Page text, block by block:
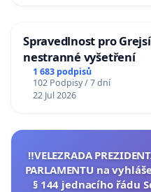
Spravedlnost pro
nestranné vyšetření
1 683 podpisů
102 Podpisy / 7 dní
22 Jul 2026
‼️VELEZRADA
PARLAMENTU na
§ 144 jednacího řádu